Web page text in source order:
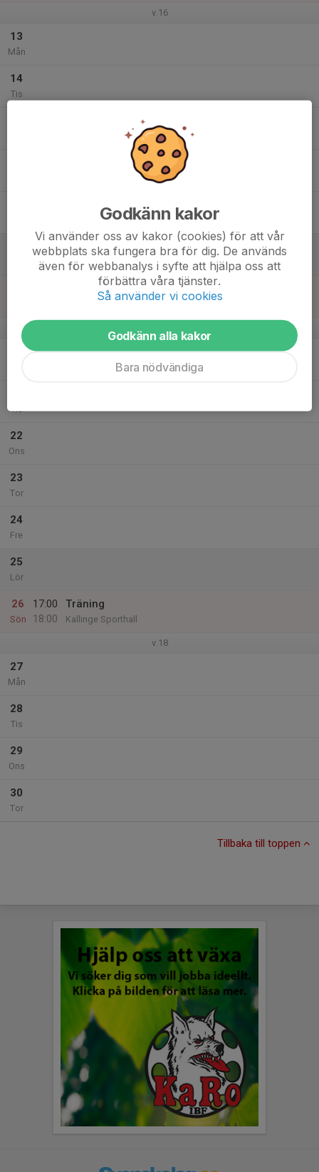
v.16
13
Mån
14
Tis
Träning
Tis
22
Ons
23
Tor
24
Fre
25
Lör
26
Sön
17:00
18:00
Träning
Kallinge Sporthall
v.18
27
Mån
28
Tis
29
Ons
30
Tor
Tillbaka till toppen
Godkänn kakor
Vi använder oss av kakor (cookies) för att vår
webbplats ska fungera bra för dig. De används
även för webbanalys i syfte att hjälpa oss att
förbättra våra tjänster.
Så använder vi cookies
Godkänn alla kakor
Bara nödvändiga